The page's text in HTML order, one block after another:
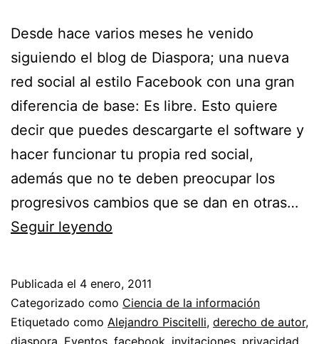
Desde hace varios meses he venido
siguiendo el blog de Diaspora; una nueva
red social al estilo Facebook con una gran
diferencia de base: Es libre. Esto quiere
decir que puedes descargarte el software y
hacer funcionar tu propia red social,
además que no te deben preocupar los
progresivos cambios que se dan en otras…
Seguir leyendo
Regalo
3
Publicada el 4 enero, 2011
Categorizado como Ciencia de la información
Etiquetado como Alejandro Piscitelli, derecho de autor,
diaspora, Eventos, facebook, invitaciones, privacidad,